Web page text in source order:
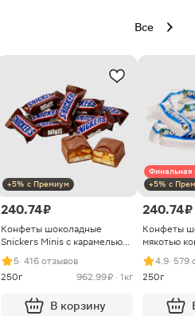
Все
+5% с Премиум
240.74 ₽
Конфеты шоколадные
Snickers Minis с карамелью
арахисом и нугой
5· 416 отзывов
250г
962.99 ₽ · 1кг
В корзину
Финальная
+5% с
240.74 ₽
Конфеты
мякотью
4.9· 579
250г